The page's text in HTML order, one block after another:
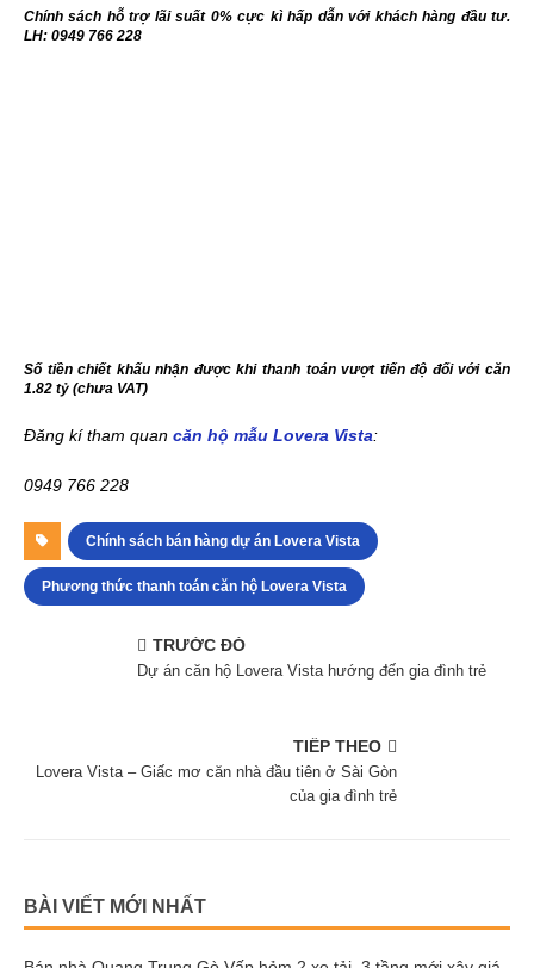
Chính sách hỗ trợ lãi suất 0% cực kì hấp dẫn với khách hàng đầu tư.
LH: 0949 766 228
Số tiền chiết khấu nhận được khi thanh toán vượt tiến độ đối với căn
1.82 tỷ (chưa VAT)
Đăng kí tham quan căn hộ mẫu Lovera Vista:
0949 766 228
Chính sách bán hàng dự án Lovera Vista
Phương thức thanh toán căn hộ Lovera Vista
TRƯỚC ĐÓ
Dự án căn hộ Lovera Vista hướng đến gia đình trẻ
TIẾP THEO
Lovera Vista – Giấc mơ căn nhà đầu tiên ở Sài Gòn
của gia đình trẻ
BÀI VIẾT MỚI NHẤT